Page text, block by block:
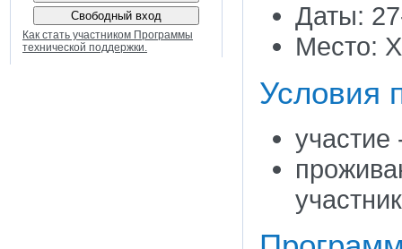
Как стать участником Программы
технической поддержки.
Даты:
Место:
Условия
участие